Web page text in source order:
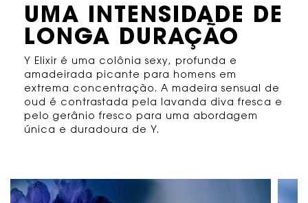
UMA INTENSIDADE DE
LONGA DURAÇÃO
Y Elixir é uma colônia sexy, profunda e
amadeirada picante para homens em
extrema concentração. A madeira sensual de
oud é contrastada pela lavanda diva fresca e
pelo gerânio fresco para uma abordagem
única e duradoura de Y.
conjunto de ingredientes